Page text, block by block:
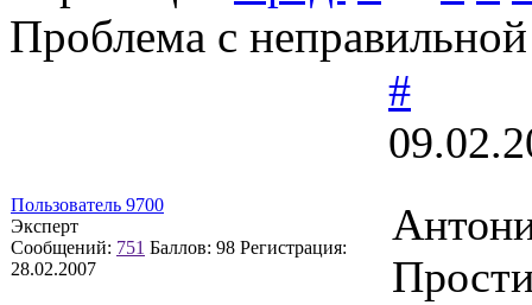
Проблема с
Пользователь 9700
Эксперт
Сообщений: 751 Баллов: 98 Регистрация:
28.02.2007
#